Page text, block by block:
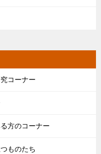
コーナー
方のコーナー
ものたち